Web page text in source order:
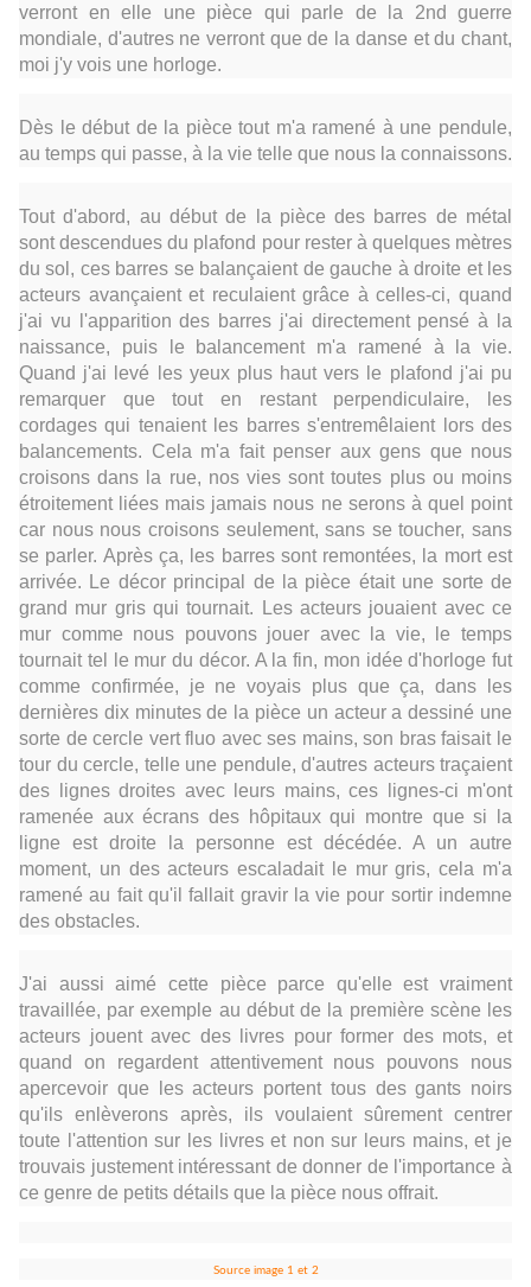
verront en elle une pièce qui parle de la 2nd guerre
mondiale, d'autres ne verront que de la danse et du chant,
moi j'y vois une horloge.
Dès le début de la pièce tout m'a ramené à une pendule,
au temps qui passe, à la vie telle que nous la connaissons.
Tout d'abord, au début de la pièce des barres de métal
sont descendues du plafond pour rester à quelques mètres
du sol, ces barres se balançaient de gauche à droite et les
acteurs avançaient et reculaient grâce à celles-ci, quand
j'ai vu l'apparition des barres j'ai directement pensé à la
naissance, puis le balancement m'a ramené à la vie.
Quand j'ai levé les yeux plus haut vers le plafond j'ai pu
remarquer que tout en restant perpendiculaire, les
cordages qui tenaient les barres s'entremêlaient lors des
balancements. Cela m'a fait penser aux gens que nous
croisons dans la rue, nos vies sont toutes plus ou moins
étroitement liées mais jamais nous ne serons à quel point
car nous nous croisons seulement, sans se toucher, sans
se parler. Après ça, les barres sont remontées, la mort est
arrivée. Le décor principal de la pièce était une sorte de
grand mur gris qui tournait. Les acteurs jouaient avec ce
mur comme nous pouvons jouer avec la vie, le temps
tournait tel le mur du décor. A la fin, mon idée d'horloge fut
comme confirmée, je ne voyais plus que ça, dans les
dernières dix minutes de la pièce un acteur a dessiné une
sorte de cercle vert fluo avec ses mains, son bras faisait le
tour du cercle, telle une pendule, d'autres acteurs traçaient
des lignes droites avec leurs mains, ces lignes-ci m'ont
ramenée aux écrans des hôpitaux qui montre que si la
ligne est droite la personne est décédée. A un autre
moment, un des acteurs escaladait le mur gris, cela m'a
ramené au fait qu'il fallait gravir la vie pour sortir indemne
des obstacles.
J'ai aussi aimé cette pièce parce qu'elle est vraiment
travaillée, par exemple au début de la première scène les
acteurs jouent avec des livres pour former des mots, et
quand on regardent attentivement nous pouvons nous
apercevoir que les acteurs portent tous des gants noirs
qu'ils enlèverons après, ils voulaient sûrement centrer
toute l'attention sur les livres et non sur leurs mains, et je
trouvais justement intéressant de donner de l'importance à
ce genre de petits détails que la pièce nous offrait.
Source image 1 et 2